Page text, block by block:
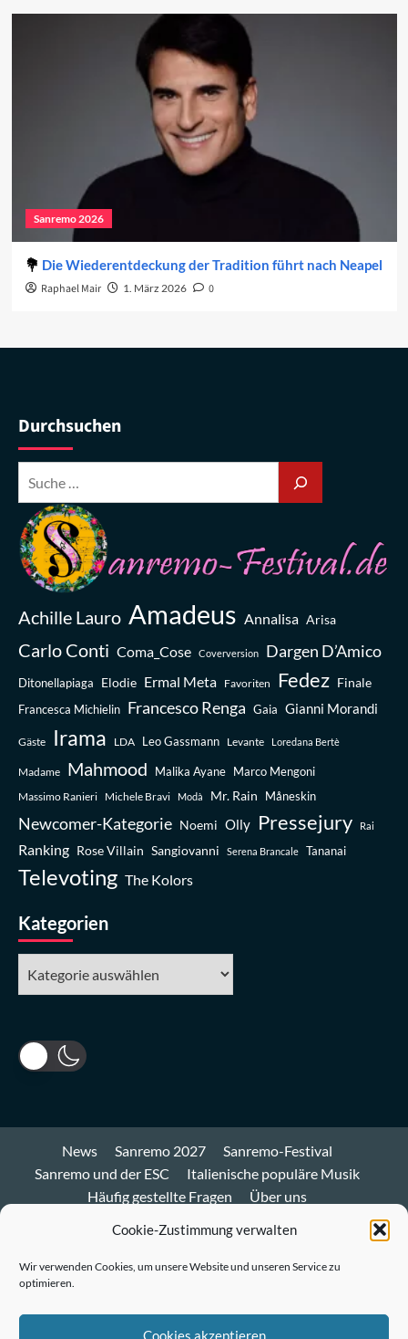
Cookie-Zustimmung verwalten
Wir verwenden Cookies, um unsere Website und unseren Service zu
optimieren.
Cookies akzeptieren
Sanremo 2026
Die Wiederentdeckung der Tradition führt nach Neapel
Raphael Mair 1. März 2026 0
Durchsuchen
Achille Lauro Amadeus Annalisa Arisa
Carlo Conti Coma_Cose Coverversion Dargen D’Amico
Ditonellapiaga Elodie Ermal Meta Favoriten Fedez Finale
Francesca Michielin Francesco Renga Gaia Gianni Morandi
Gäste Irama LDA Leo Gassmann Levante Loredana Bertè
Madame Mahmood Malika Ayane Marco Mengoni
Massimo Ranieri Michele Bravi Modà Mr. Rain Måneskin
Newcomer-Kategorie Noemi Olly Pressejury Rai
Ranking Rose Villain Sangiovanni Serena Brancale Tananai
Televoting The Kolors
Kategorien
News Sanremo 2027
Sanremo-Festival
Sanremo und der ESC
Italienische populäre Musik
Häufig gestellte Fragen
Über uns
Mastodon
Twitter